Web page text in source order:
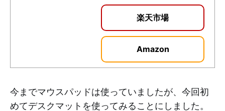
楽天市場
Amazon
今までマウスパッドは使っていましたが、今回初
めてデスクマットを使ってみることにしました。